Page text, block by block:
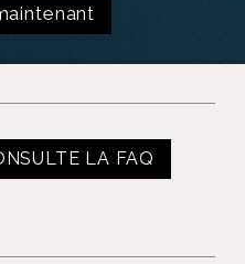
LA FAQ